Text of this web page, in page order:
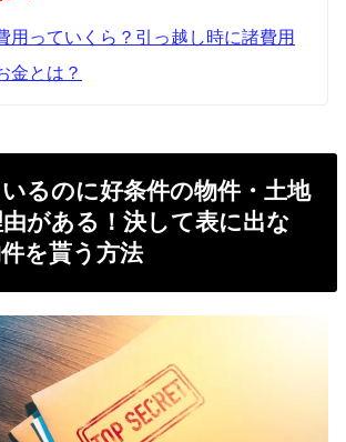
用っていくら？引っ越し時に諸費用
金とは？
るのに好条件の物件・土地
がある！決して表に出な
を貰う方法